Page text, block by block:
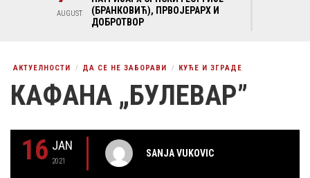
AUGUST
(БРАНКОВИЋ), ПРВОЈЕРАРХ И
ДОБРОТВОР
АКТУЕЛНОСТИ ДА СЕ НЕ ЗАБОРАВИ КУЋЕ И ЗГРАДЕ
КАФАНА „БУЛЕВАР”
16 JAN
2021
SANJA VUKOVIC